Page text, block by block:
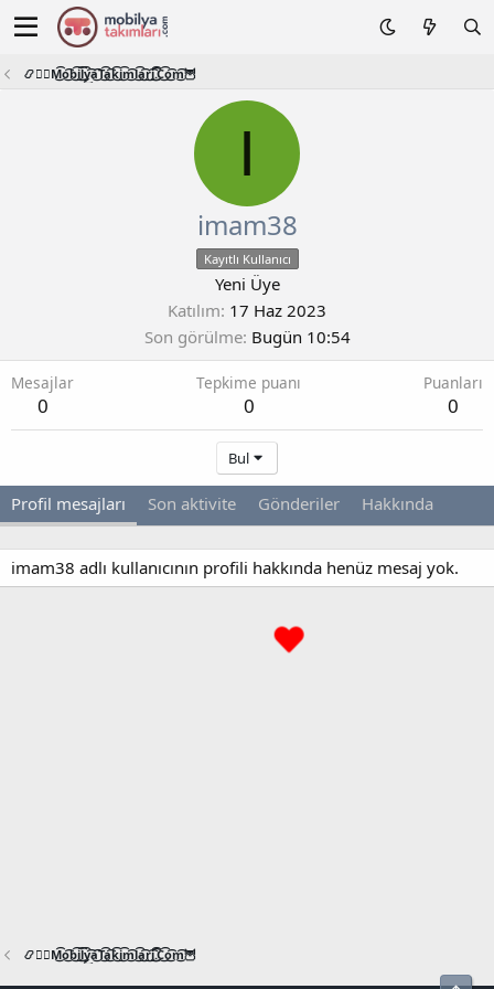
📿🧙‍♂️M͜͡o͜͡b͜͡i͜͡l͜͡y͜͡a͜͡T͜͡a͜͡k͜͡i͜͡m͜͡l͜͡a͜͡r͜͡i͜͡.͜͡C͜͡o͜͡m͜͡🦉
I
imam38
Kayıtlı Kullanıcı
Yeni Üye
Katılım 17 Haz 2023
Son görülme Bugün 10:54
Mesajlar
0
Tepkime puanı
0
Puanları
0
Bul
Profil mesajları Son aktivite Gönderiler Hakkında
imam38 adlı kullanıcının profili hakkında henüz mesaj yok.
📿🧙‍♂️M͜͡o͜͡b͜͡i͜͡l͜͡y͜͡a͜͡T͜͡a͜͡k͜͡i͜͡m͜͡l͜͡a͜͡r͜͡i͜͡.͜͡C͜͡o͜͡m͜͡🦉